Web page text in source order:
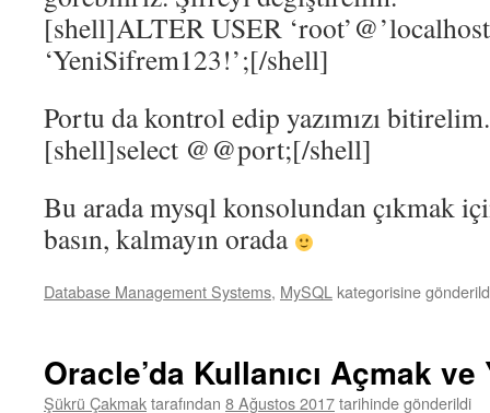
[shell]ALTER USER
‘YeniSifrem123!’;[/shell]
Portu da kontrol edip yazımızı bitirelim.
[shell]select @@port;[/shell]
Bu arada mysql konsolundan çıkmak
basın, kalmayın orada
Database Management Systems, MySQL kategorisine
Oracle’da Kullanıcı Açmak
Şükrü Çakmaktarafından 8 Ağustos 2017tarihinde gönderildi